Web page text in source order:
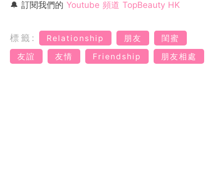
🔔 訂閱我們的 Youtube 頻道 TopBeauty HK
標籤: Relationship 朋友
閨蜜
友誼
友情 Friendship 朋友相處